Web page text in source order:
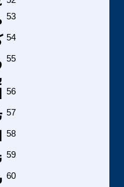
53
54
55
56
57
58
59
60